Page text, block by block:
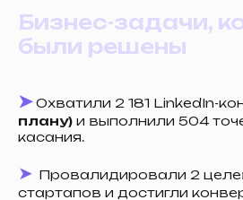
Бизнес-задачи,
были решены
➤Охватили 2 181 LinkedIn-
плану) и выполнили 504
касания.
➤ Провалидировали 2
стартапов и достигли
Где с вами связаться?
Если вы выбрали Telegram,
укажите, пожалуйста, ник